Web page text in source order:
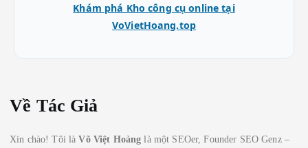
Khám phá Kho công cụ online tại
VoVietHoang.top
Về Tác Giả
Xin chào! Tôi làVõ Việt Hoàng là một SEOer, Founder SEO Genz –